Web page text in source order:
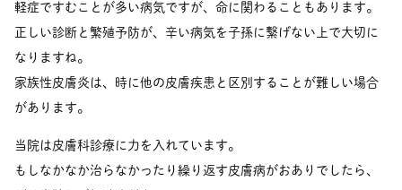
軽症ですむことが多い病気ですが、命に関わることもあります。
正しい診断と繁殖予防が、辛い病気を子孫に繋げない上で大切に
なりますね。
家族性皮膚炎は、時に他の皮膚疾患と区別することが難しい場合
があります。
当院は皮膚科診療に力を入れています。
もしなかなか治らなかったり繰り返す皮膚病がおありでしたら、